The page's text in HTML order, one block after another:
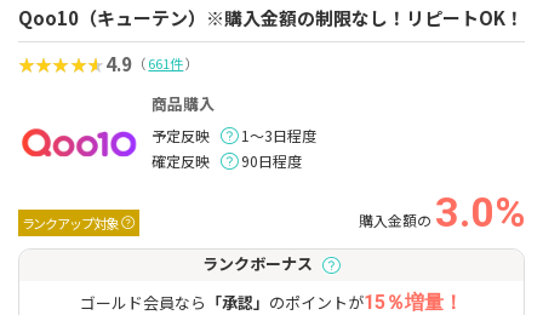
Qoo10（キューテン）※購入金額の制限なし！リピートOK！
4.9 （661件）
ランクアップ対象
商品購入
予定反映
1～3日程度
確定反映
90日程度
購入金額の 3.0%
ランクボーナス
ゴールド会員なら 「承認」 のポイントが15％増量！